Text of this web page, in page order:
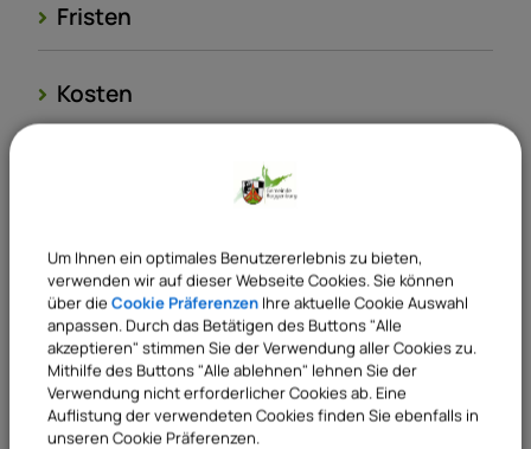
Fristen
Kosten
Rechtsgrundlagen
Verantwortliche Behörde
Sachgebiete
Um Ihnen ein optimales Benutzererlebnis zu bieten,
verwenden wir auf dieser Webseite Cookies. Sie können
über die Cookie Präferenzen Ihre aktuelle Cookie Auswahl
anpassen. Durch das Betätigen des Buttons "Alle
akzeptieren" stimmen Sie der Verwendung aller Cookies zu.
Mithilfe des Buttons "Alle ablehnen" lehnen Sie der
Verwendung nicht erforderlicher Cookies ab. Eine
Auflistung der verwendeten Cookies finden Sie ebenfalls in
unseren Cookie Präferenzen.